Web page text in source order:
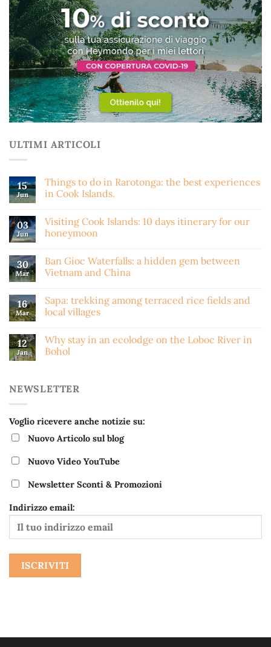
ULTIMI ARTICOLI
15
Jun
Things to do in Rarotonga: the best experiences
in Cook Islands.
03
Jun
Visiting Cook Islands: 10 days itinerary for our
honeymoon
30
Mar
Ban Gioc Waterfalls: a hidden gem between
Vietnam and China
16
Mar
Sapa: trekking among terraced rice fields and
local villages
12
Jan
Why stay in an ecolodge on the Loboc River in
Bohol
NEWSLETTER
Voglio ricevere anche notizie su:
Nuovo Articolo sul blog
Nuovo Video YouTube
Newsletter Sconti & Promozioni
Indirizzo email: